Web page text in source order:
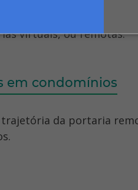
no nível de segurança
virtuais, ou remotas.
em condomínios
trajetória da portaria